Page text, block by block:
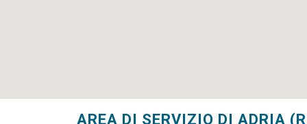
AREA DI SERVIZIO DI ADRIA